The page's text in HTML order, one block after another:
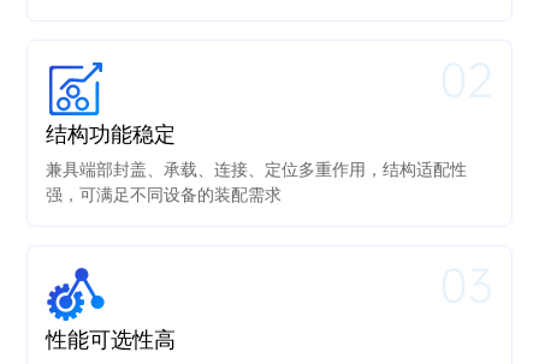
结构功能稳定
兼具端部封盖、承载、连接、定位多重作用，结构适配性
强，可满足不同设备的装配需求
02
性能可选性高
03